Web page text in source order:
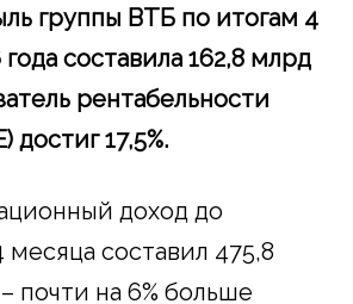
группы ВТБ по итогам 4
составила 162,8 млрд
рентабельности
достиг 17,5%.
доход до
месяца составил 475,8
почти на 6% больше